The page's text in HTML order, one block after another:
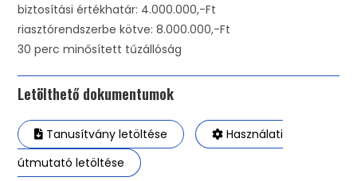
biztosítási értékhatár: 4.000.000,-Ft
riasztórendszerbe kötve: 8.000.000,-Ft
30 perc minősített tűzállóság
Letölthető dokumentumok
Tanusítvány letöltése
Használati
útmutató letöltése